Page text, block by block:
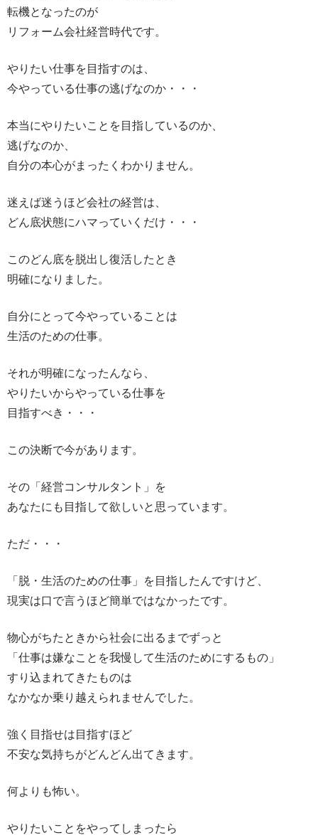
転機となったのが
リフォーム会社経営時代です。
やりたい仕事を目指すのは、
今やっている仕事の逃げなのか・・・
本当にやりたいことを目指しているのか、
逃げなのか、
自分の本心がまったくわかりません。
迷えば迷うほど会社の経営は、
どん底状態にハマっていくだけ・・・
このどん底を脱出し復活したとき
明確になりました。
自分にとって今やっていることは
生活のための仕事。
それが明確になったんなら、
やりたいからやっている仕事を
目指すべき・・・
この決断で今があります。
その「経営コンサルタント」を
あなたにも目指して欲しいと思っています。
ただ・・・
「脱・生活のための仕事」を目指したんですけど、
現実は口で言うほど簡単ではなかったです。
物心がちたときから社会に出るまでずっと
「仕事は嫌なことを我慢して生活のためにするもの」
すり込まれてきたものは
なかなか乗り越えられませんでした。
強く目指せは目指すほど
不安な気持ちがどんどん出てきます。
何よりも怖い。
やりたいことをやってしまったら